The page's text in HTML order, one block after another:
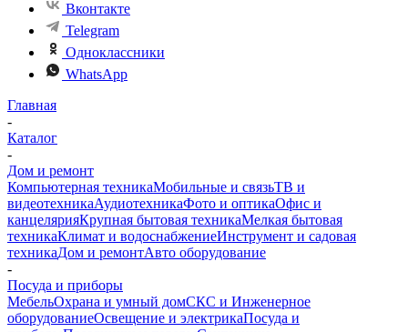
Вконтакте
Telegram
Одноклассники
WhatsApp
Главная
-
Каталог
-
Дом и ремонт
Компьютерная техникаМобильные и связьТВ и
видеотехникаАудиотехникаФото и оптикаОфис и
канцелярияКрупная бытовая техникаМелкая бытовая
техникаКлимат и водоснабжениеИнструмент и садовая
техникаДом и ремонтАвто оборудование
-
Посуда и приборы
МебельОхрана и умный домСКС и Инженерное
оборудованиеОсвещение и электрикаПосуда и